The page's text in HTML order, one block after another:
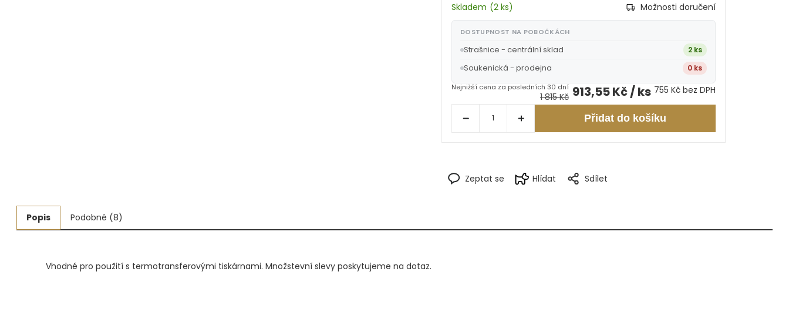
Zeptat se Hlídat Sdílet
Skladem (2 ks) Možnosti doručení
DOSTUPNOST NA POBOČKÁCH
Strašnice - centrální sklad 2 ks
Soukenická - prodejna 0 ks
1 815 Kč 913,55 Kč/ ks 755 Kč bez DPH
Přidat do košíku
Popis Podobné (8)
Vhodné pro použití s termotransferovými tiskárnami. Množstevní slevy poskytujeme na dotaz.